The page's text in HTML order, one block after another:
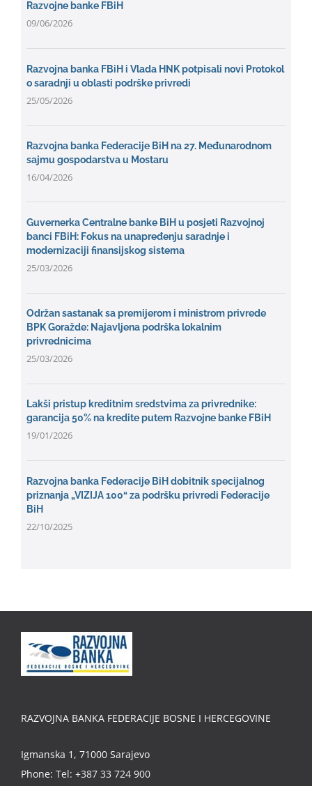
Razvojne banke FBiH
09/06/2026
Razvojna banka FBiH i Vlada HNK potpisali novi Protokol
o saradnji u oblasti podrške privredi
25/05/2026
Razvojna banka Federacije BiH na 27. Međunarodnom
sajmu gospodarstva u Mostaru
16/04/2026
Guvernerka Centralne banke BiH u posjeti Razvojnoj
banci FBiH: Fokus na unapređenju saradnje i
modernizaciji finansijskog sistema
25/03/2026
Održan sastanak sa premijerom i ministrom privrede
BPK Goražde: Najavljena podrška lokalnim
privrednicima
25/03/2026
Lakši pristup kreditnim sredstvima za privrednike:
garancija 50% na kredite putem Razvojne banke FBiH
19/01/2026
Razvojna banka Federacije BiH dobitnik specijalnog
priznanja „VIZIJA 100“ za podršku privredi Federacije
BiH
22/10/2025
RAZVOJNA BANKA FEDERACIJE BOSNE I HERCEGOVINE
Igmanska 1, 71000 Sarajevo
Phone: Tel: +387 33 724 900